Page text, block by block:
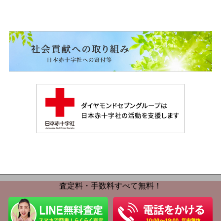
査定料・手数料すべて無料！